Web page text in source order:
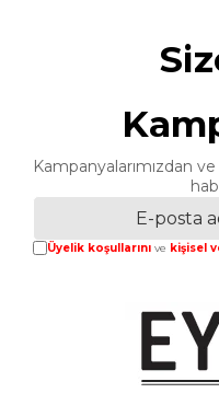
Kampanyalarımızdan
Üyelik koşullarınıve kişisel